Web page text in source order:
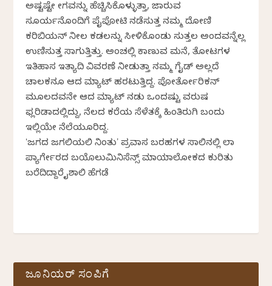
ಅಷ್ಟಷ್ಟೇ ವೇಗವನ್ನು ಹೆಚ್ಚಿಸಿಕೊಳ್ಳುತ್ತಾ, ಜಾರುವ
ಸೂರ್ಯನೊಂದಿಗೆ ಪೈಪೋಟಿ ನಡೆಸುತ್ತ ನಮ್ಮ ದೋಣಿ
ಕರಿಬಿಯನ್ ನೀಲ ಕಡಲನ್ನು ಸೀಳಿಕೊಂಡು ಸುತ್ತಲ ಅಂದವನ್ನೆಲ್ಲ
ಉಣಿಸುತ್ತ ಸಾಗುತ್ತಿತ್ತು. ಅಂಚಲ್ಲಿ ಕಾಣುವ ಮನೆ, ತೋಟಗಳ
ಇತಿಹಾಸ ಇತ್ಯಾದಿ ವಿವರಣೆ ನೀಡುತ್ತಾ ನಮ್ಮ ಗೈಡ್ ಅಲ್ಲದೆ
ಚಾಲಕನೂ ಆದ ಮ್ಯಾಟ್ ಹರಟುತ್ತಿದ್ದ. ಪೋರ್ತೋರಿಕನ್
ಮೂಲದವನೇ ಆದ ಮ್ಯಾಟ್ ನಡುವೆ ಒಂದಷ್ಟು ವರುಷ
ಫ್ಲರಿಡಾದಲ್ಲಿದ್ದು, ನೆಲದ ಕರೆಯ ಸೆಳೆತಕ್ಕೆ ಹಿಂತಿರುಗಿ ಬಂದು
ಇಲ್ಲಿಯೇ ನೆಲೆಯೂರಿದ್ದ.
ʻಜಗದ ಜಗಲಿಯಲಿ ನಿಂತುʼ ಪ್ರವಾಸ ಬರಹಗಳ ಸಾಲಿನಲ್ಲಿ ಲಾ
ಪ್ಯಾರ್ಗೇರದ ಬಯೊಲುಮಿನಿಸೆನ್ಸ್ ಮಾಯಾಲೋಕದ ಕುರಿತು
ಬರೆದಿದ್ದಾರೆ ವೈಶಾಲಿ ಹೆಗಡೆ
ಜೂನಿಯರ್ ಸಂಪಿಗೆ